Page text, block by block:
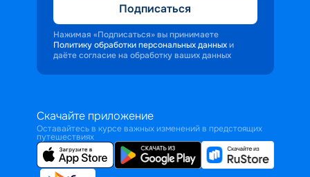
Подписаться
Нажимая «Подписаться» вы принимаете
Политику обработки персональных данных и
даёте согласие на обработку ваших данных
Скачайте приложение
Оставайтесь в курсе важных изменений в предстоящих
путешествиях